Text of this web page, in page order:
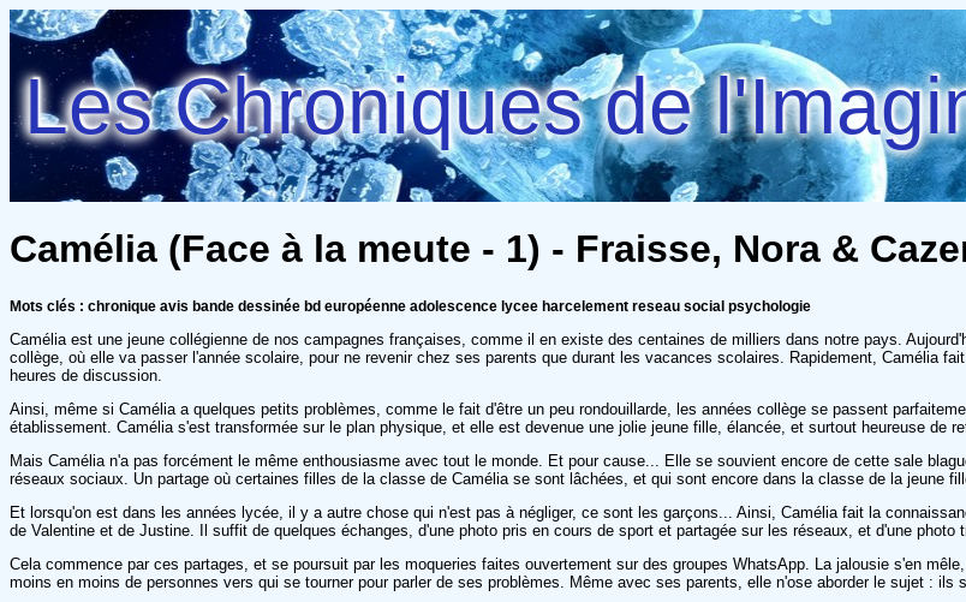
Les Chroniques de
Camélia (Face à la meute - 1) - Fraisse, Nora &
Mots clés : chronique avis bande dessinée bd européenne adolescence lycee harcelement reseau social psychologie
Camélia est une jeune collégienne de nos campagnes françaises, comme il en existe des centaines de milliers dans notre pays.
collège, où elle va passer l'année scolaire, pour ne revenir chez ses parents que durant les vacances scolaires. Rapidement, Camélia
heures de discussion.
Ainsi, même si Camélia a quelques petits problèmes, comme le fait d'être un peu rondouillarde, les années collège se passent
établissement. Camélia s'est transformée sur le plan physique, et elle est devenue une jolie jeune fille, élancée, et surtout heureuse de
Mais Camélia n'a pas forcément le même enthousiasme avec tout le monde. Et pour cause... Elle se souvient encore de cette sale
réseaux sociaux. Un partage où certaines filles de la classe de Camélia se sont lâchées, et qui sont encore dans la classe de la jeune
Et lorsqu'on est dans les années lycée, il y a autre chose qui n'est pas à négliger, ce sont les garçons... Ainsi, Camélia fait la
de Valentine et de Justine. Il suffit de quelques échanges, d'une photo pris en cours de sport et partagée sur les réseaux, et d'une photo
Cela commence par ces partages, et se poursuit par les moqueries faites ouvertement sur des groupes WhatsApp. La jalousie s'en
moins en moins de personnes vers qui se tourner pour parler de ses problèmes. Même avec ses parents, elle n'ose aborder le sujet : ils